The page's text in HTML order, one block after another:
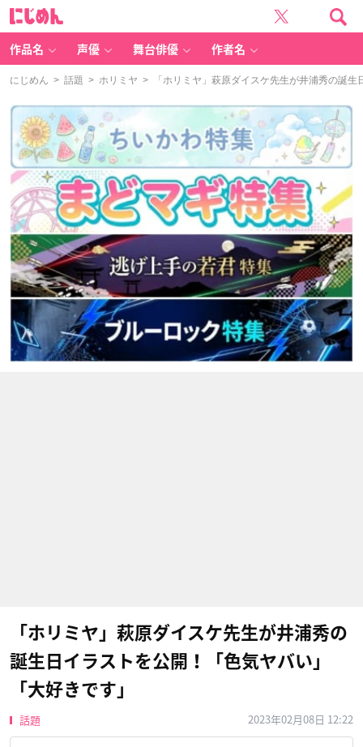
作品名 声優 舞台俳優 作者名
にじめん > 話題 > ホリミヤ > 「ホリミヤ」萩原ダイスケ先生が井浦秀の誕
「ホリミヤ」萩原ダイスケ先生が井浦秀の
誕生日イラストを公開！「色気ヤバい」
「大好きです」
話題 2023年02月08日 12:22